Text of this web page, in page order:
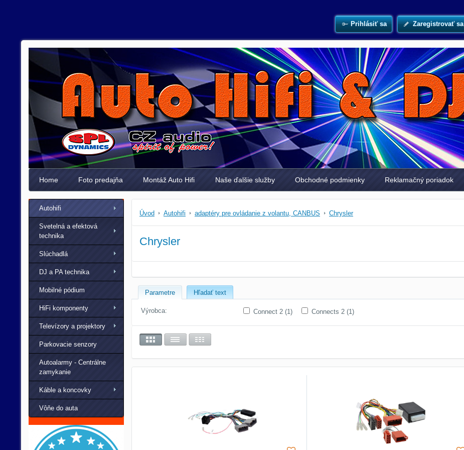
Prihlásiť sa Zaregistrovať sa
Home Foto predajňa Montáž Auto Hifi Naše ďalšie služby Obchodné podmienky Reklamačný poriadok
Úvod Autohifi adaptéry pre ovládanie z volantu, CANBUS Chrysler
Chrysler
Parametre Hľadať text
Výrobca: Connect 2 (1) Connects 2 (1)
Autohifi
Svetelná a efektová
technika
Slúchadlá
DJ a PA technika
Mobilné pódium
HiFi komponenty
Televízory a projektory
Parkovacie senzory
Autoalarmy - Centrálne
zamykanie
Káble a koncovky
Vôňe do auta